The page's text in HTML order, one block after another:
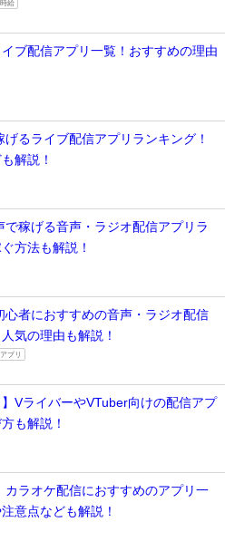
時給
ブ配信アプリ一覧！おすすめの理由
げるライブ配信アプリランキング！
解説！
で稼げる音声・ラジオ配信アプリラ
方法も解説！
心者におすすめの音声・ラジオ配信
気の理由も解説！
プリ
】VライバーやVTuber向けの配信アプ
も解説！
カラオケ配信におすすめのアプリ一
意点なども解説！